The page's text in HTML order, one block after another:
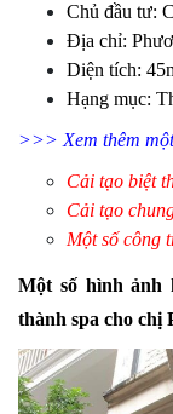
Chủ đầu tư:
Địa chỉ:
Diện tích:
Hạng mục:
>>> Xem thêm
Cải tạo biệt
Cải tạo
Một số công
Một số hình ảnh
thành spa cho chị